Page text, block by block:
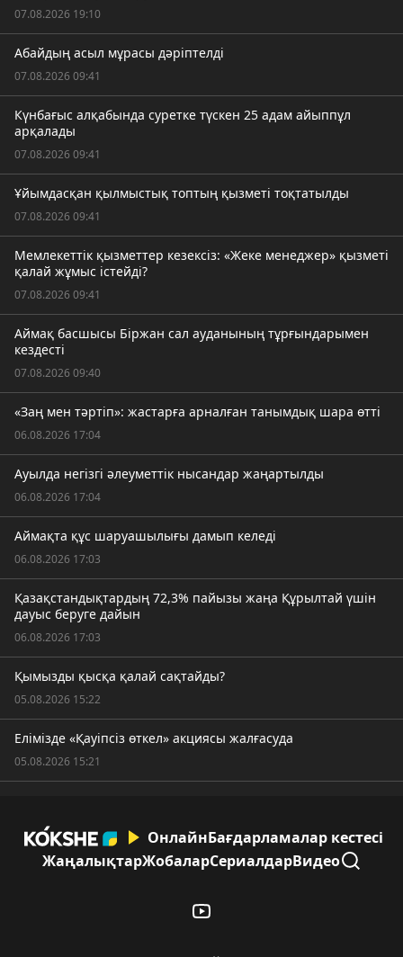
07.08.2026 19:10
Абайдың асыл мұрасы дәріптелді
07.08.2026 09:41
Күнбағыс алқабында суретке түскен 25 адам айыппұл
арқалады
07.08.2026 09:41
Ұйымдасқан қылмыстық топтың қызметі тоқтатылды
07.08.2026 09:41
Мемлекеттік қызметтер кезексіз: «Жеке менеджер» қызметі
қалай жұмыс істейді?
07.08.2026 09:41
Аймақ басшысы Біржан сал ауданының тұрғындарымен
кездесті
07.08.2026 09:40
«Заң мен тәртіп»: жастарға арналған танымдық шара өтті
06.08.2026 17:04
Ауылда негізгі әлеуметтік нысандар жаңартылды
06.08.2026 17:04
Аймақта құс шаруашылығы дамып келеді
06.08.2026 17:03
Қазақстандықтардың 72,3% пайызы жаңа Құрылтай үшін
дауыс беруге дайын
06.08.2026 17:03
Қымызды қысқа қалай сақтайды?
05.08.2026 15:22
Елімізде «Қауіпсіз өткел» акциясы жалғасуда
05.08.2026 15:21
ОнлайнБағдарламалар кестесі
ЖаңалықтарЖобаларСериалдарВидео